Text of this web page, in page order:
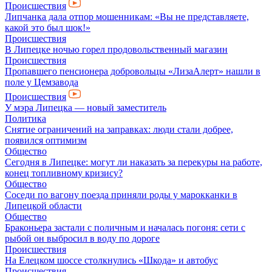
Происшествия
Липчанка дала отпор мошенникам: «Вы не представляете,
какой это был шок!»
Происшествия
В Липецке ночью горел продовольственный магазин
Происшествия
Пропавшего пенсионера добровольцы «ЛизаАлерт» нашли в
поле у Цемзавода
Происшествия
У мэра Липецка — новый заместитель
Политика
Снятие ограничений на заправках: люди стали добрее,
появился оптимизм
Общество
Сегодня в Липецке: могут ли наказать за перекуры на работе,
конец топливному кризису?
Общество
Соседи по вагону поезда приняли роды у марокканки в
Липецкой области
Общество
Браконьера застали с поличным и началась погоня: сети с
рыбой он выбросил в воду по дороге
Происшествия
На Елецком шоссе столкнулись «Шкода» и автобус